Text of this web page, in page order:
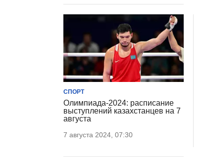
СПОРТ
Олимпиада-2024: расписание
выступлений казахстанцев на 7
августа
7 августа 2024, 07:30